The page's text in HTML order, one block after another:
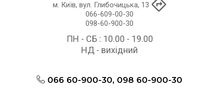
м. Київ, вул. Глибочицька, 13
066-609-00-30
098-60-900-30
ПН - СБ : 10.00 - 19.00
НД - вихідний
066 60-900-30, 098 60-900-30